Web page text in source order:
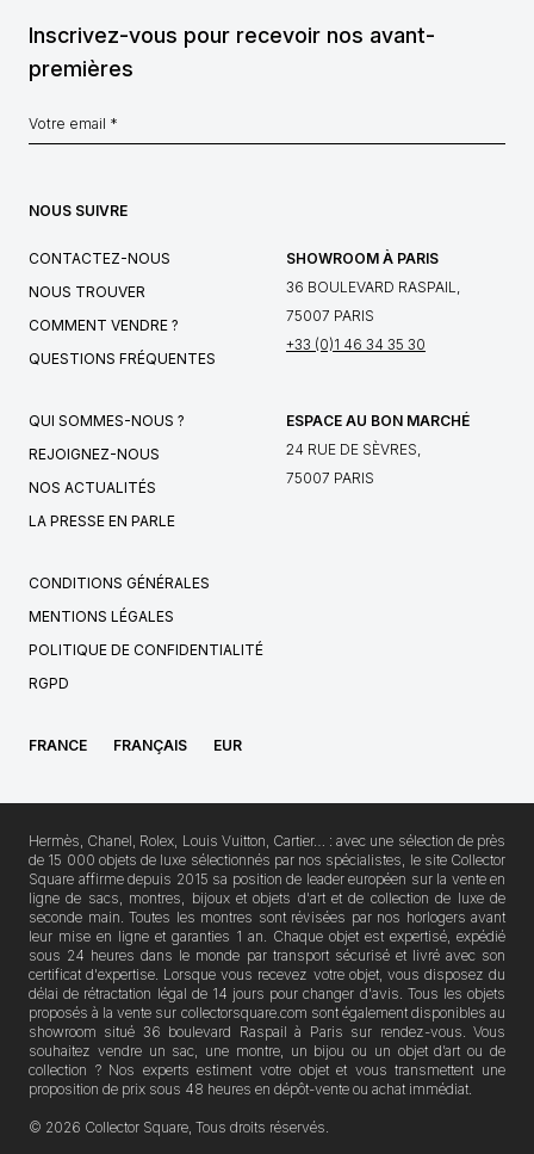
Inscrivez-vous pour recevoir nos avant-
premières
NOUS SUIVRE
CONTACTEZ-NOUS
NOUS TROUVER
COMMENT VENDRE ?
QUESTIONS FRÉQUENTES
SHOWROOM À PARIS
36 BOULEVARD RASPAIL,
75007 PARIS
+33 (0)1 46 34 35 30
QUI SOMMES-NOUS ?
REJOIGNEZ-NOUS
NOS ACTUALITÉS
LA PRESSE EN PARLE
ESPACE AU BON MARCHÉ
24 RUE DE SÈVRES,
75007 PARIS
CONDITIONS GÉNÉRALES
MENTIONS LÉGALES
POLITIQUE DE CONFIDENTIALITÉ
RGPD
FRANCE FRANÇAIS EUR
Hermès, Chanel, Rolex, Louis Vuitton, Cartier… : avec une sélection de près
de 15 000 objets de luxe sélectionnés par nos spécialistes, le site Collector
Square affirme depuis 2015 sa position de leader européen sur la vente en
ligne de sacs, montres, bijoux et objets d'art et de collection de luxe de
seconde main. Toutes les montres sont révisées par nos horlogers avant
leur mise en ligne et garanties 1 an. Chaque objet est expertisé, expédié
sous 24 heures dans le monde par transport sécurisé et livré avec son
certificat d'expertise. Lorsque vous recevez votre objet, vous disposez du
délai de rétractation légal de 14 jours pour changer d'avis. Tous les objets
proposés à la vente sur collectorsquare.com sont également disponibles au
showroom situé 36 boulevard Raspail à Paris sur rendez-vous. Vous
souhaitez vendre un sac, une montre, un bijou ou un objet d’art ou de
collection ? Nos experts estiment votre objet et vous transmettent une
proposition de prix sous 48 heures en dépôt-vente ou achat immédiat.
© 2026 Collector Square, Tous droits réservés.